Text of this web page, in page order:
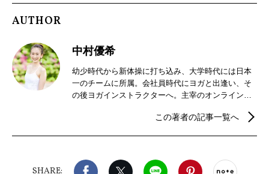
AUTHOR
中村優希
幼少時代から新体操に打ち込み、大学時代には日本
一のチームに所属。会社員時代にヨガと出逢い、そ
の後ヨガインストラクターへ。主宰のオンラインレ
企業ヨガ等の出張クラスも行いながら、大規模イベ
使い方なども伝えている。"心身が整いほぐれるレッ
この著者の記事一覧へ
SHARE:
Facebook X（旧twitter）
LINE Pinterest